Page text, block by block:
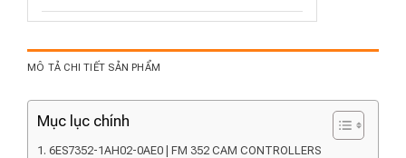
MÔ TẢ CHI TIẾT SẢN PHẨM
Mục lục chính
6ES7352-1AH02-0AE0 | FM 352 CAM CONTROLLERS